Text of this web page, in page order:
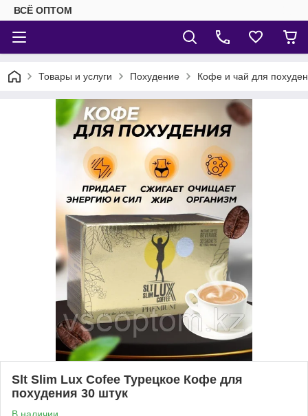
ВСЁ ОПТОМ
Товары и услуги Похудение Кофе и чай для
Slt Slim Lux Cofee Турецкое Кофе для
похудения 30 штук
В наличии